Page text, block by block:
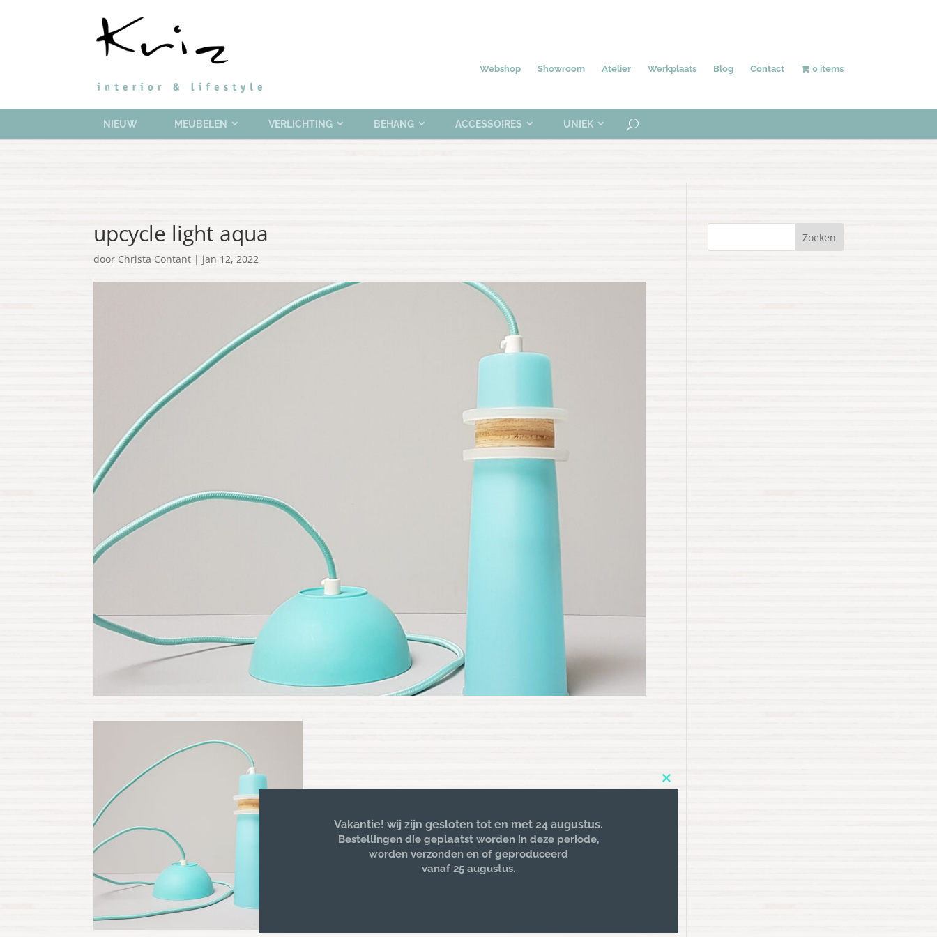
Webshop Showroom Atelier Werkplaats Blog Contact 0 items
NIEUW MEUBELEN VERLICHTING BEHANG ACCESSOIRES UNIEK
upcycle light aqua
doorChrista Contant | jan 12, 2022
Close
Vakantie! wij zijn gesloten tot en met 24 augustus.
Bestellingen die geplaatst worden in deze periode,
worden verzonden en of geproduceerd
vanaf 25 augustus.